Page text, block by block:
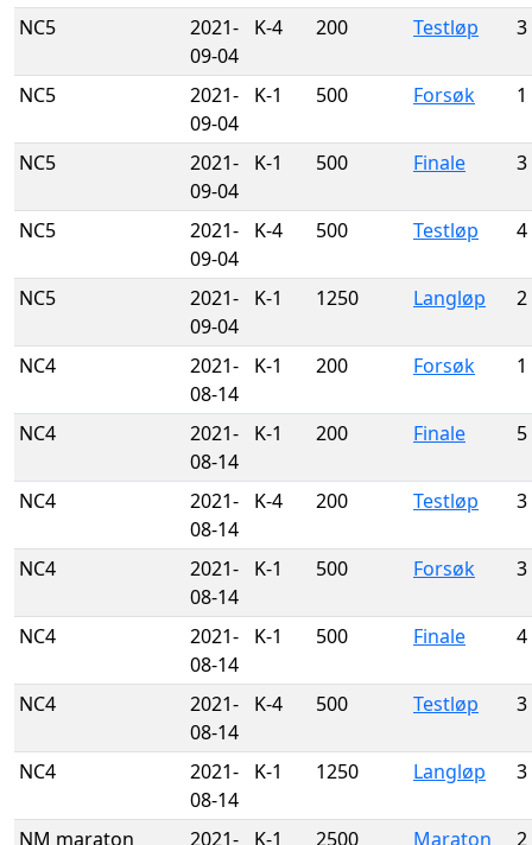
NC5
2021-
09-04
K-4 200 Testløp 3
NC5
2021-
09-04
K-1 500 Forsøk 1
NC5
2021-
09-04
K-1 500 Finale 3
NC5
2021-
09-04
K-4 500 Testløp 4
NC5
2021-
09-04
K-1 1250 Langløp 2
NC4
2021-
08-14
K-1 200 Forsøk 1
NC4
2021-
08-14
K-1 200 Finale 5
NC4
2021-
08-14
K-4 200 Testløp 3
NC4
2021-
08-14
K-1 500 Forsøk 3
NC4
2021-
08-14
K-1 500 Finale 4
NC4
2021-
08-14
K-4 500 Testløp 3
NC4
2021-
08-14
K-1 1250 Langløp 3
NM maraton 2021- K-1 2500 Maraton 2